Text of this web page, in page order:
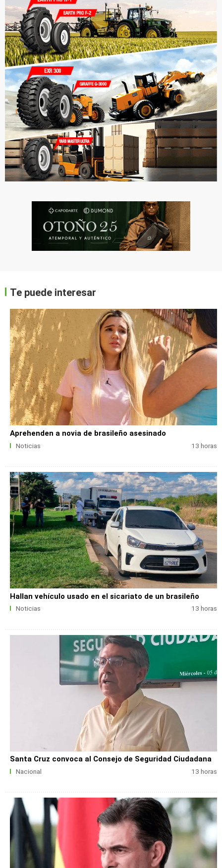
Te puede interesar
Aprehenden a novia de brasileño asesinado
Noticias 13 horas
Hallan vehículo usado en el sicariato de un brasileño
Noticias 13 horas
Santa Cruz convoca al Consejo de Seguridad Ciudadana
Nacional 13 horas